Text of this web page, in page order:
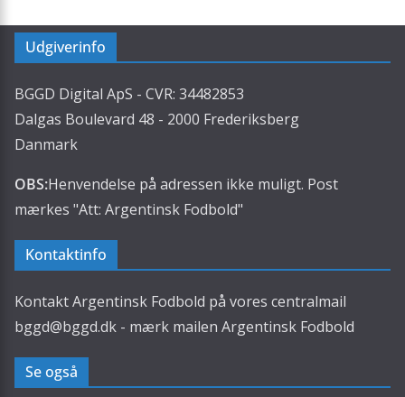
Udgiverinfo
BGGD Digital ApS - CVR: 34482853
Dalgas Boulevard 48 - 2000 Frederiksberg
Danmark
OBS:Henvendelse på adressen ikke muligt. Post
mærkes "Att: Argentinsk Fodbold"
Kontaktinfo
Kontakt Argentinsk Fodbold på vores centralmail
bggd@bggd.dk - mærk mailen Argentinsk Fodbold
Se også